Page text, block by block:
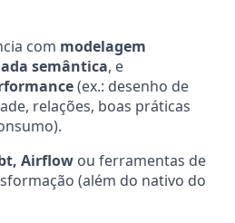
com modelagem
semântica, e
(ex.: desenho de
relações, boas práticas
Airflow ou ferramentas de
(além do nativo do